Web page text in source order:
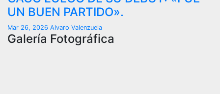
UN BUEN PARTIDO».
Mar 26, 2026 Alvaro Valenzuela
Galería Fotográfica